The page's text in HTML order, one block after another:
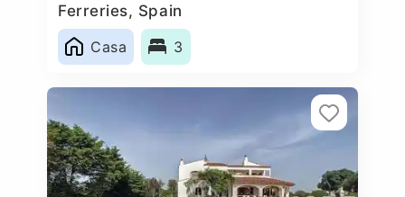
Ferreries, Spain
Casa
3